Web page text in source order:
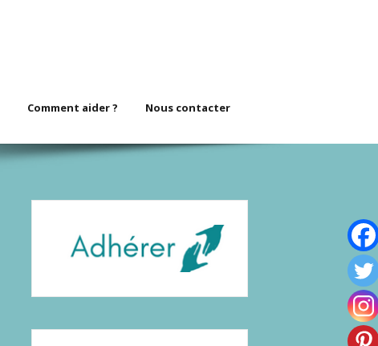
Comment aider ? Nous contacter